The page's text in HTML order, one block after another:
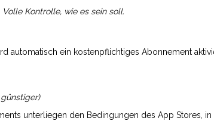
Kontrolle, wie es sein soll.
automatisch ein kostenpflichtiges Abonnement
günstiger)
unterliegen den Bedingungen des App Stores,